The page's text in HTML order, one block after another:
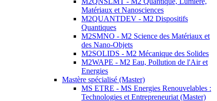
Matériaux et Nanosciences
M2QUANTDEV - M2 Dispositifs
Quantiques
M2SMNO - M2 Science des Matériaux et
des Nano-Objets
M2SOLIDS - M2 Mécanique des Solides
M2WAPE - M2 Eau, Pollution de l'Air et
Energies
Mastère spécialisé (Master)
MS ETRE - MS Energies Renouvelables :
Technologies et Entrepreneuriat (Master)